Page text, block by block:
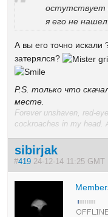
остутствует
я его не нашел.
А вы его точно искали
затерялся?
P.S. только что
месте.
Forever unshaven, red-
cockroaches in my head.
sibirjak
#419 24-12-14 11:25 GMT